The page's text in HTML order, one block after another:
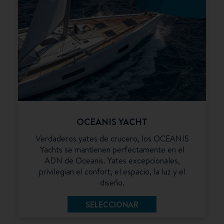
OCEANIS YACHT
Verdaderos yates de crucero, los OCEANIS
Yachts se mantienen perfectamente en el
ADN de Oceanis. Yates excepcionales,
privilegian el confort, el espacio, la luz y el
diseño.
SELECCIONAR